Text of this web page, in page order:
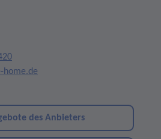
home.de
des Anbieters